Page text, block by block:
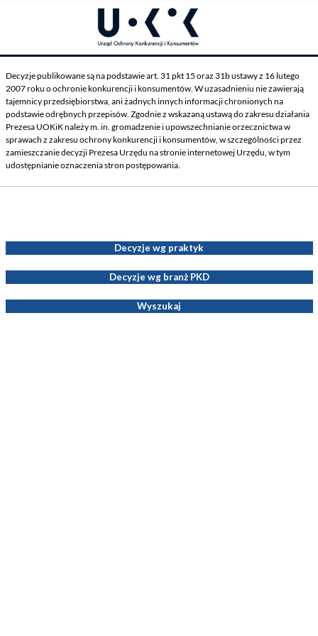
Decyzje publikowane są na podstawie art. 31 pkt 15 oraz 31b ustawy z 16 lutego
2007 roku o ochronie konkurencji i konsumentów. W uzasadnieniu nie zawierają
tajemnicy przedsiębiorstwa, ani żadnych innych informacji chronionych na
podstawie odrębnych przepisów. Zgodnie z wskazaną ustawą do zakresu działania
Prezesa UOKiK należy m. in. gromadzenie i upowszechnianie orzecznictwa w
sprawach z zakresu ochrony konkurencji i konsumentów, w szczególności przez
zamieszczanie decyzji Prezesa Urzędu na stronie internetowej Urzędu, w tym
udostępnianie oznaczenia stron postępowania.
Decyzje wg praktyk
Decyzje wg branż PKD
Wyszukaj